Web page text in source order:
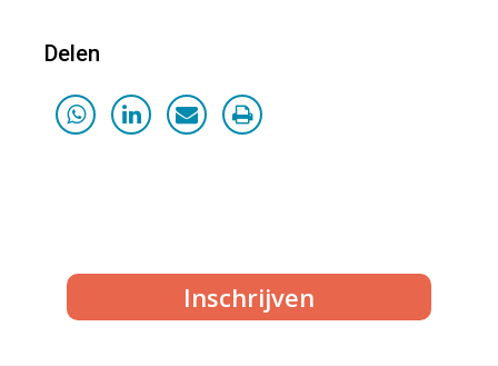
Delen
Inschrijven